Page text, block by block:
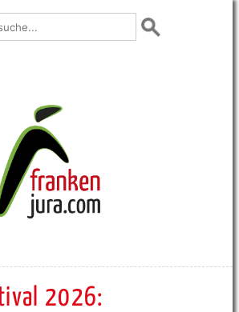
2026: